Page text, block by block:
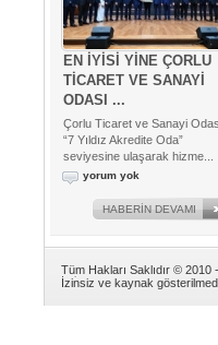
EN İYİSİ YİNE ÇORLU
TİCARET VE SANAYİ
ODASI ...
Çorlu Ticaret ve Sanayi
“7 Yıldız Akredite Oda”
seviyesine ulaşarak hizme...
yorum yok
HABERİN DEVAMI
Tüm Hakları Saklıdır © 2010
İzinsiz ve kaynak